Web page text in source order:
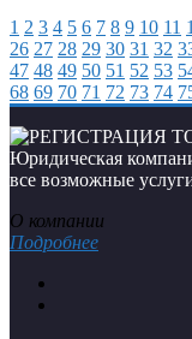
1 2 3 4 5 6 7 8 9 10 11
26 27 28 29 30 31 32
47 48 49 50 51 52 53
68 69 70 71 72 73 74
Юридическая
все возможные
О компании
Подробнее